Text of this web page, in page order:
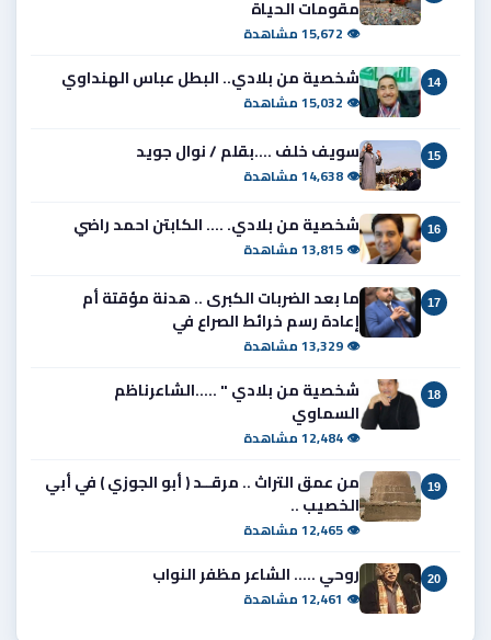
مقومات الحياة
👁 15,672 مشاهدة
14 شخصية من بلادي.. البطل عباس الهنداوي
👁 15,032 مشاهدة
15 سويف خلف ....بقلم / نوال جويد
👁 14,638 مشاهدة
16 شخصية من بلادي. .... الكابتن احمد راضي
👁 13,815 مشاهدة
17
ما بعد الضربات الكبرى .. هدنة مؤقتة أم
إعادة رسم خرائط الصراع في
👁 13,329 مشاهدة
18
شخصية من بلادي " .....الشاعرناظم
السماوي
👁 12,484 مشاهدة
19
من عمق التراث .. مرقــد ( أبو الجوزي ) في أبي
الخصيب ..
👁 12,465 مشاهدة
20 روحي ..... الشاعر مظفر النواب
👁 12,461 مشاهدة